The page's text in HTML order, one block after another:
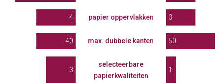
4 papier oppervlakken 3
40 max. dubbele kanten 50
3
selecteerbare
papierkwaliteiten
1